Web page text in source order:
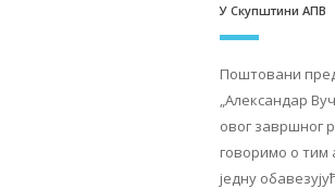
У Скупштини АПВ
Поштовани
„Александар
овог завршног
говоримо о тим
једну